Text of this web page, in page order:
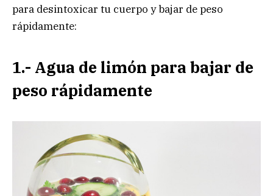
para desintoxicar tu cuerpo y bajar de peso
rápidamente:
1.- Agua de limón para bajar de
peso rápidamente